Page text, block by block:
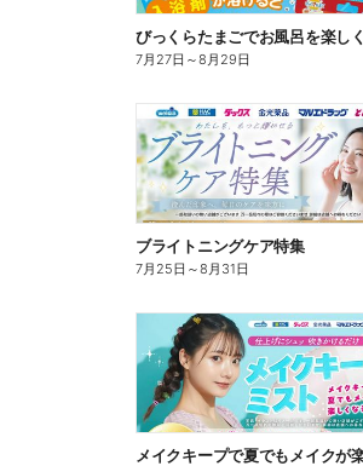
びっくらたまごでお風呂を楽しく
7月27日 ～8月29日
ブライトニングケア特集
7月25日 ～8月31日